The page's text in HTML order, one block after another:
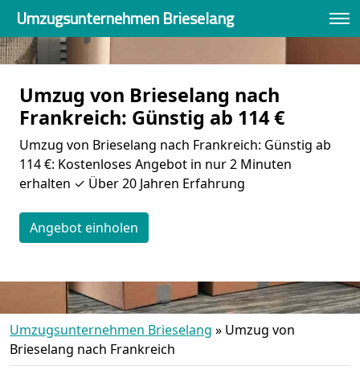
Umzugsunternehmen Brieselang
Umzug von Brieselang nach
Frankreich: Günstig ab 114 €
Umzug von Brieselang nach Frankreich: Günstig ab
114 €: Kostenloses Angebot in nur 2 Minuten
erhalten ✓ Über 20 Jahren Erfahrung
Angebot einholen
Umzugsunternehmen Brieselang » Umzug von
Brieselang nach Frankreich